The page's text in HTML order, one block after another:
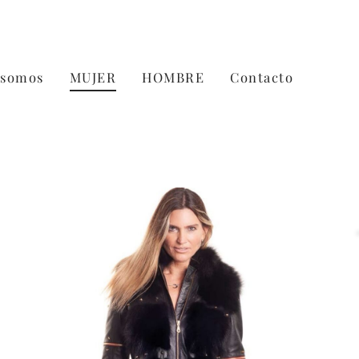
MUJER HOMBRE Contacto